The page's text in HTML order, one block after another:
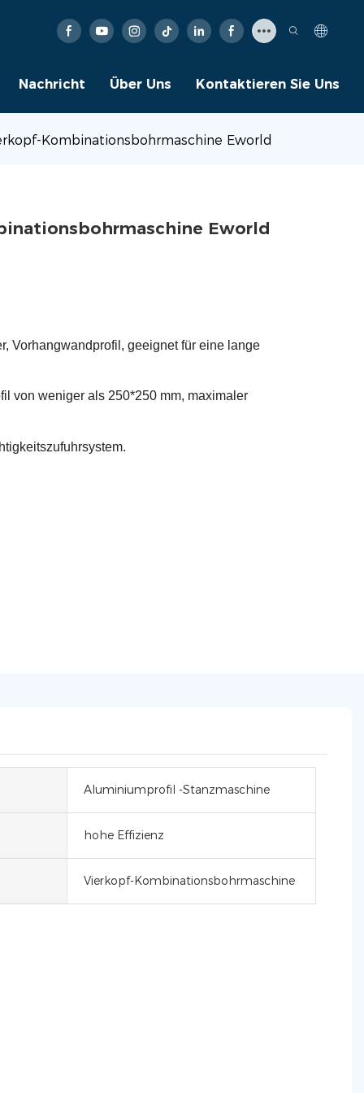
Nachricht Über Uns Kontaktieren Sie Uns
Kombinationsbohrmaschine Eworld
Eworld
Vorhangwandprofil, geeignet für eine lange
von weniger als 250*250 mm, maximaler
Aluminiumprofil -Stanzmaschine
hohe Effizienz
Vierkopf-Kombinationsbohrmaschine